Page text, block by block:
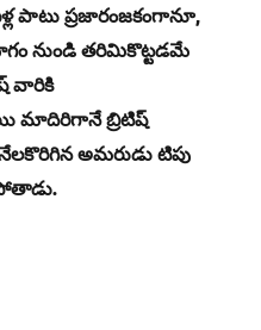
పాటు ప్రజారంజకంగానూ,
నుండి తరిమికొట్టడమే
వారికి
మాదిరిగానే బ్రిటిష్‌
అమరుడు టిపు